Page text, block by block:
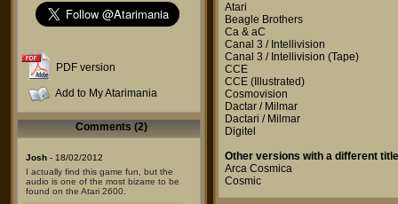
PDF version
Add to My Atarimania
Comments (2)
Josh - 18/02/2012
I actually find this game fun, but the
audio is one of the most bizarre to be
found on the Atari 2600.
Atari
Beagle Brothers
Ca & aC
Canal 3 / Intellivision
Canal 3 / Intellivision (Tape)
CCE
CCE (Illustrated)
Cosmovision
Dactar / Milmar
Dactari / Milmar
Digitel
Other versions with a different
Arca Cosmica
Cosmic